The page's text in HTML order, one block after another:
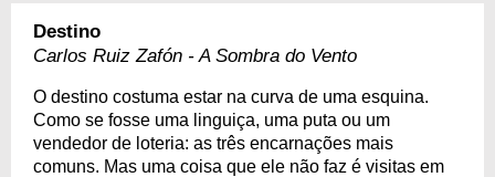
Destino
Carlos Ruiz Zafón - A Sombra do Vento
O destino costuma estar na curva de uma esquina.
Como se fosse uma linguiça, uma puta ou um
vendedor de loteria: as três encarnações mais
comuns. Mas uma coisa que ele não faz é visitas em